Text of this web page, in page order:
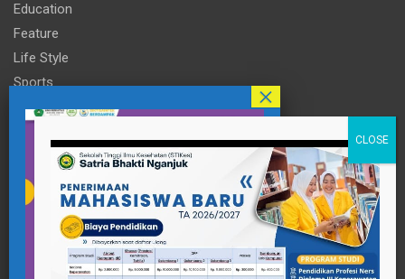
Education
Feature
Life Style
Sports
Technology
Informasi
Contact Person
pttigaanaknagari@gmail.com